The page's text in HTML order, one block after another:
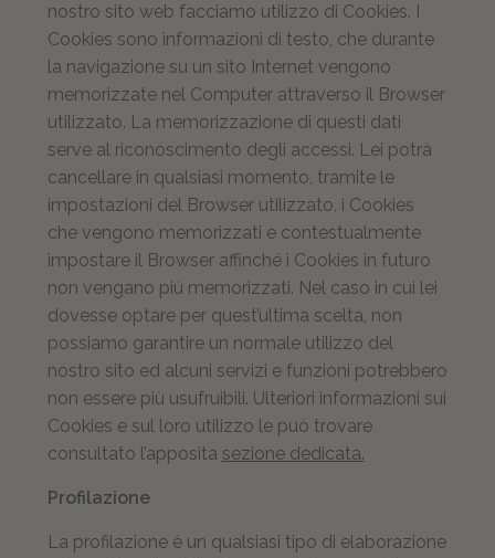
nostro sito web facciamo utilizzo di Cookies. I
Cookies sono informazioni di testo, che durante
la navigazione su un sito Internet vengono
memorizzate nel Computer attraverso il Browser
utilizzato. La memorizzazione di questi dati
serve al riconoscimento degli accessi. Lei potrà
cancellare in qualsiasi momento, tramite le
impostazioni del Browser utilizzato, i Cookies
che vengono memorizzati e contestualmente
impostare il Browser affinché i Cookies in futuro
non vengano piú memorizzati. Nel caso in cui lei
dovesse optare per quest’ultima scelta, non
possiamo garantire un normale utilizzo del
nostro sito ed alcuni servizi e funzioni potrebbero
non essere più usufruibili. Ulteriori informazioni sui
Cookies e sul loro utilizzo le può trovare
consultato l’apposita sezione dedicata.
Profilazione
La profilazione è un qualsiasi tipo di elaborazione